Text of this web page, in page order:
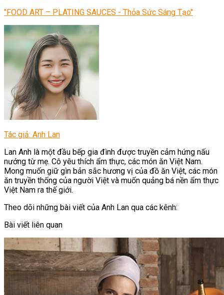
"FOOD ART – PLATING SAUCES - Thỏa Sức Sáng Tạo"
Tác giả: Anh Lan
Lan Anh là một đầu bếp gia đình được truyền cảm hứng nấu
nướng từ mẹ. Cô yêu thích ẩm thực, các món ăn Việt Nam.
Mong muốn giữ gìn bản sắc hương vị của đồ ăn Việt, các món
ăn truyền thống của người Việt và muốn quảng bá nền ẩm thực
Việt Nam ra thế giới.
Theo dõi những bài viết của Anh Lan qua các kênh:
Bài viết liên quan